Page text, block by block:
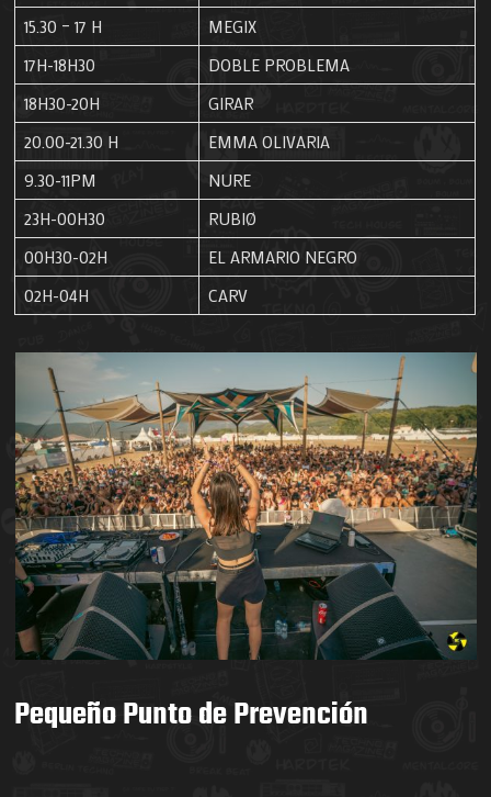
15.30 – 17 H
MEGIX
17H-18H30
DOBLE PROBLEMA
18H30-20H
GIRAR
20.00-21.30 H
EMMA OLIVARIA
9.30-11PM
NURE
23H-00H30
RUBIØ
00H30-02H
EL ARMARIO NEGRO
02H-04H
CARV
Pequeño Punto de Prevención